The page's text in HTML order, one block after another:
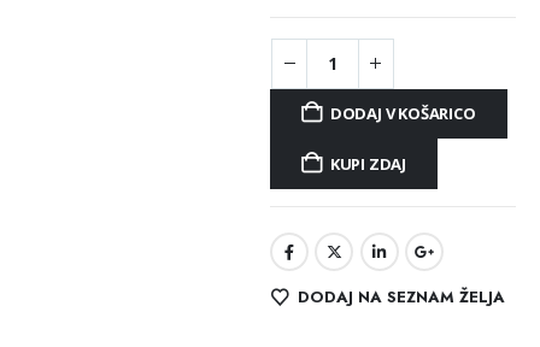
DODAJ V KOŠARICO
KUPI ZDAJ
DODAJ NA SEZNAM ŽELJA